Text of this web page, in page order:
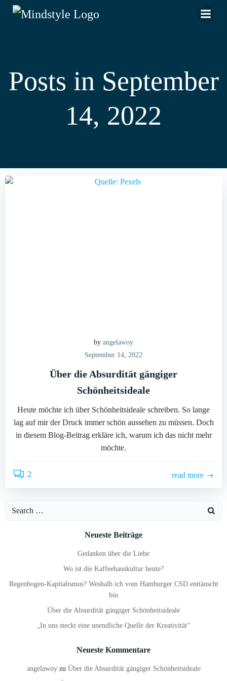
Posts in September
14, 2022
by angelawoy
September 14, 2022
Über die Absurdität gängiger
Schönheitsideale
Heute möchte ich über Schönheitsideale schreiben. So lange
lag auf mir der Druck immer schön aussehen zu müssen. Doch
in diesem Blog-Beitrag erkläre ich, warum ich das nicht mehr
möchte.
2 read more
Search
Neueste Beiträge
Gedanken über die Liebe
Wo ist die Kaffeehauskultur heute?
Regenbogen-Kapitalismus? Weshalb ich vom Hamburger CSD enttäuscht
bin
Über die Absurdität gängiger Schönheitsideale
„In uns steckt eine unendliche Quelle der Kreativität“
Neueste Kommentare
angelawoyzu Über die Absurdität gängiger Schönheitsideale